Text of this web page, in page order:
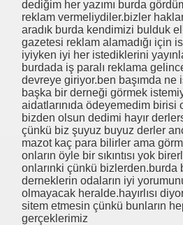
dediğim her yazımı burda
reklam vermeliydiler.bizler
aradık burda kendimizi bulduk
gazetesi reklam alamadığı için
iyiyken iyi her istediklerini
burdada iş paralı reklama
devreye giriyor.ben başımda ne
başka bir derneği görmek
aidatlarınıda ödeyemedim birisi
bizden olsun dedimi hayır
çünkü biz şuyuz buyuz derler
mazot kaç para bilirler ama
onların öyle bir sıkıntısı yok
onlarınki çünkü bizlerden.burda
derneklerin odaların iyi
olmayacak heralde.hayırlısı
sitem etmesin çünkü bunların
gerçeklerimiz
TURAN Ziyareti